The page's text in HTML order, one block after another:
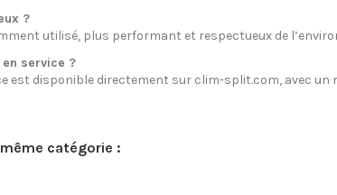
?
utilisé, plus performant et respectueux de
service ?
est disponible directement sur clim-split.com, avec un
catégorie :